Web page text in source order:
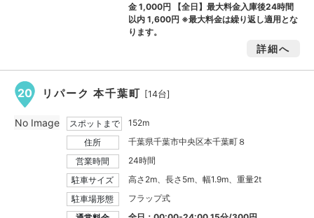
金1,000円
【全日】最大料金入庫後24時間
以内1,600円 ※最大料金は繰り返し適用とな
ります。
詳細へ
20 リパーク 本千葉町 [14台]
スポットまで
152m
住所
千葉県千葉市中央区本千葉町８
営業時間
24時間
駐車サイズ
高さ2m、長さ5m、幅1.9m、重量2t
駐車場形態
フラップ式
No Image